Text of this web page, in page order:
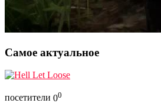
Самое актуальное
посетители 00